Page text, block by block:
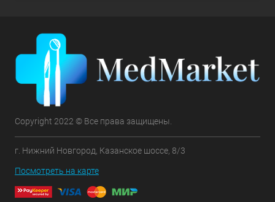
Copyright 2022 © Все права защищены.
г. Нижний Новгород, Казанское шоссе, 8/3
Посмотреть на карте